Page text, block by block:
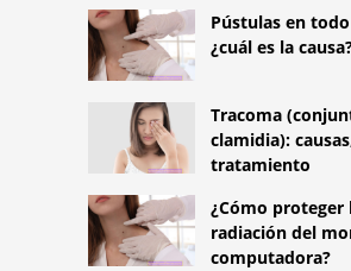
Pústulas en
¿cuál es la
Tracoma
clamidia):
tratamiento
¿Cómo proteger
radiación del
computadora?